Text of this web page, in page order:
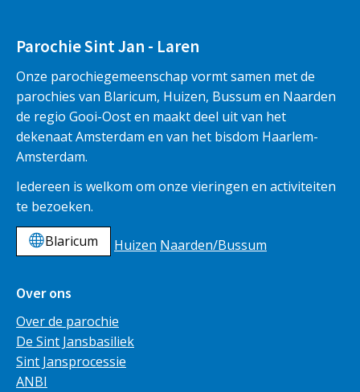
Parochie Sint Jan - Laren
Onze parochiegemeenschap vormt samen met de
parochies van Blaricum, Huizen, Bussum en Naarden
de regio Gooi-Oost en maakt deel uit van het
dekenaat Amsterdam en van het bisdom Haarlem-
Amsterdam.
Iedereen is welkom om onze vieringen en activiteiten
te bezoeken.
Blaricum
Huizen Naarden/Bussum
Over ons
Over de parochie
De Sint Jansbasiliek
Sint Jansprocessie
ANBI